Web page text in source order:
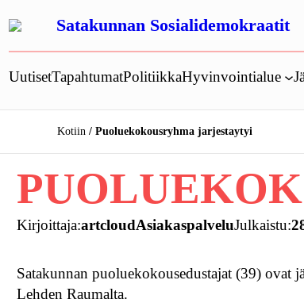
sisältöön
Satakunnan Sosialidemokraatit
UutisetTapahtumatPolitiikkaHyvinvointialue
Kotiin Puoluekokousryhma jarjestaytyi
Kirjoittaja:artcloudAsiakaspalveluJulkaistu:
Satakunnan puoluekokousedustajat (39) ovat
Lehden Raumalta.